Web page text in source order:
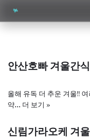
콘
로
건
뛰
기
안산호빠 겨울간
올해 유독 더 추운 겨울!!
약… 더 보기 »
신림가라오케 겨